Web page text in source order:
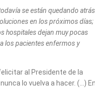
se están quedando
en los próximos días;
hospitales dejan muy pocas
los pacientes enfermos y
al Presidente de la
lo vuelva a hacer. (…)